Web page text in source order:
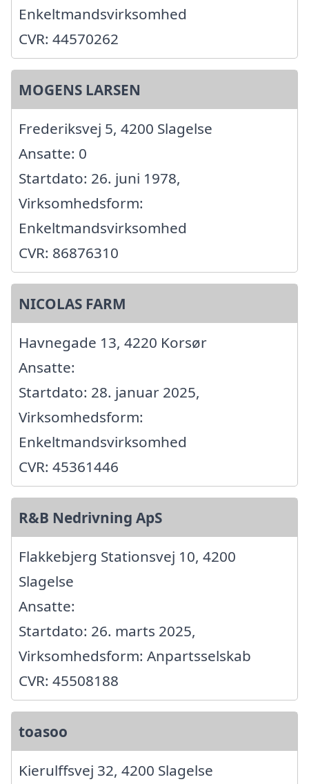
Enkeltmandsvirksomhed
CVR: 44570262
MOGENS LARSEN
Frederiksvej 5, 4200 Slagelse
Ansatte: 0
Startdato: 26. juni 1978,
Virksomhedsform:
Enkeltmandsvirksomhed
CVR: 86876310
NICOLAS FARM
Havnegade 13, 4220 Korsør
Ansatte:
Startdato: 28. januar 2025,
Virksomhedsform:
Enkeltmandsvirksomhed
CVR: 45361446
R&B Nedrivning ApS
Flakkebjerg Stationsvej 10, 4200
Slagelse
Ansatte:
Startdato: 26. marts 2025,
Virksomhedsform: Anpartsselskab
CVR: 45508188
toasoo
Kierulffsvej 32, 4200 Slagelse